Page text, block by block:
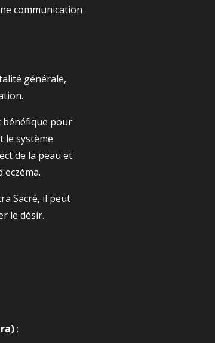
communication
générale,
bénéfique pour
le système
de la peau et
Sacré, il peut
le désir.
: